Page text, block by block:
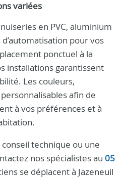
variées
en PVC, aluminium
pour vos
ponctuel à la
installations garantissent
Les couleurs,
afin de
à vos préférences et à
technique ou une
nos spécialistes au 05
se déplacent à Jazeneuil